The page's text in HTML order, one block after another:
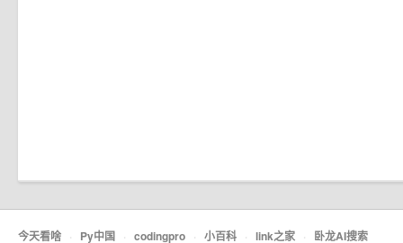
今天看啥 · Py中国 · codingpro · 小百科 · link之家 · 卧龙AI搜索